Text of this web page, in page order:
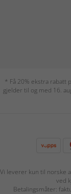
* Få 20% ekstra rabatt
gjelder til og med 16.
Vi leverer kun til norske
ved
Betalingsmåter: